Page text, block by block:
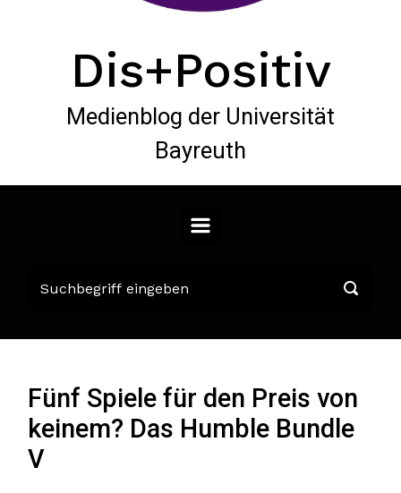
Dis+Positiv
Medienblog der Universität
Bayreuth
Fünf Spiele für den Preis von
keinem? Das Humble Bundle
V